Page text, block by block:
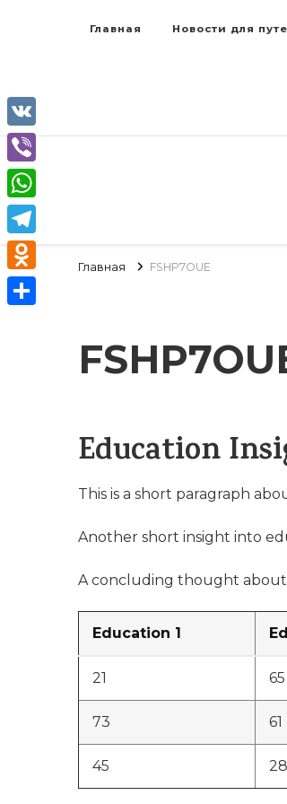
Главная Новости для
Главная FSHP7OUE
Education
This is a short paragraph
Another short insight into
A concluding thought
Education 1
21 65
73 61
45 28
VK
Viber
WhatsApp
Telegram
Odnoklassniki